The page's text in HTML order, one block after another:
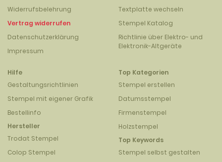
Widerrufsbelehrung
Vertrag widerrufen
Datenschutzerklärung
Impressum
Textplatte wechseln
Stempel Katalog
Richtlinie über Elektro- und
Elektronik-Altgeräte
Hilfe
Gestaltungsrichtlinien
Stempel mit eigener Grafik
Bestellinfo
Hersteller
Trodat Stempel
Colop Stempel
Top Kategorien
Stempel erstellen
Datumsstempel
Firmenstempel
Holzstempel
Top Keywords
Stempel selbst gestalten